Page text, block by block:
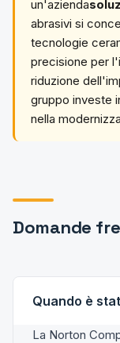
un'azienda
abrasivi si
tecnologie
precisione per
riduzione
gruppo investe
nella
Domande
Quando è
La Norton